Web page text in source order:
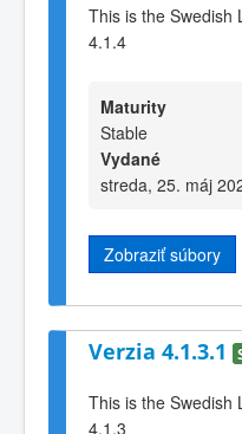
This is the Swedish
4.1.4
Maturity
Stable
Vydané
streda, 25. máj
Zobraziť súbory
Verzia 4.1.3.1
This is the Swedish
4.1.3